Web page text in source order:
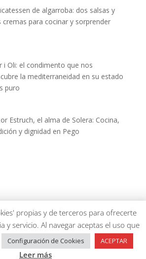
de algarroba: dos salsas y
cremas para cocinar y sorprender
i Oli: el condimento que nos
la mediterraneidad en su estado
puro
Estruch, el alma de Solera: Cocina,
y dignidad en Pego
© 2026
propias y de terceros para ofrecerte
y servicio. Al navegar aceptas el uso que
Configuración de Cookies ACEPTAR
Leer más